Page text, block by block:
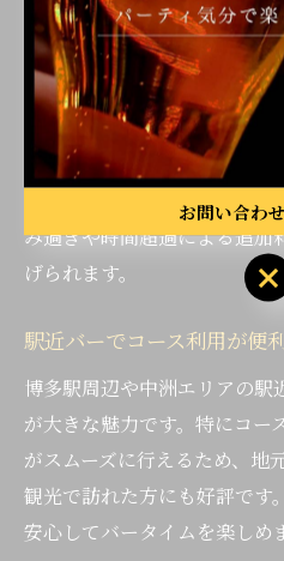
ク中心のプランも存在しま
わせて選ぶことで、より満
す。
「飲み放題でも質の高いお
いまでゆっくり過ごせた」と
さを実感する利用者が目立ち
み過ぎや時間超過による追加
げられます。
駅近バーでコース利用が便
博多駅周辺や中洲エリアの駅
が大きな魅力です。特にコー
がスムーズに行えるため、地
観光で訪れた方にも好評です
安心してバータイムを楽しめ
お問い合わ